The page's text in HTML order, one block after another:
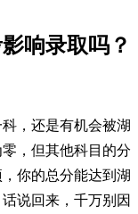
响录取吗？
，还是有机会被湖
，但其他科目的分
你的总分能达到湖
说回来，千万别因